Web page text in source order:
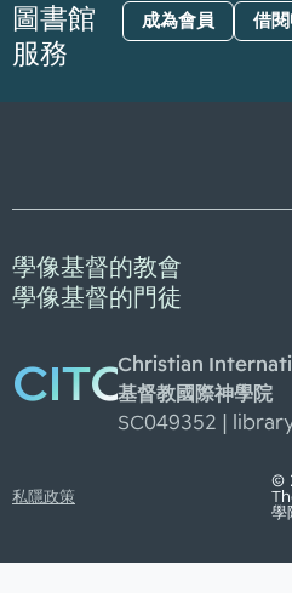
圖書館
服務
成為會員 借
學像基督的教會
學像基督的門徒
CITCChristian
基督教國際神學院
SC049352 |
私隱政策
©
學